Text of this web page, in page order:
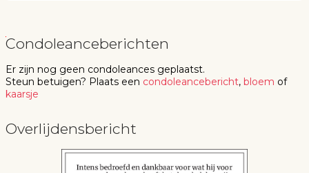
Condoleanceberichten
Er zijn nog geen condoleances geplaatst.
Steun betuigen? Plaats een condoleancebericht, bloem of
kaarsje
Overlijdensbericht